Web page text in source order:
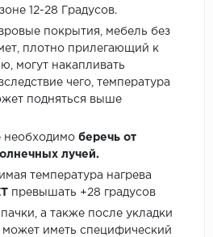
12-28 Градусов.
покрытия, мебель без
плотно прилегающий к
могут накапливать
чего, температура
подняться выше
необходимо беречь от
лучей.
температура нагрева
превышать +28 градусов
а также после укладки
иметь специфический